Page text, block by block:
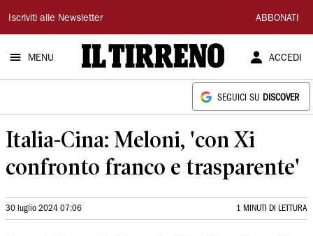
Il
Tirreno
Iscriviti alle Newsletter ABBONATI
MENU ACCEDI
SEGUICI SU DISCOVER
Italia-Cina: Meloni, 'con Xi
confronto franco e trasparente'
30 luglio 2024 07:06 1 MINUTI DI LETTURA